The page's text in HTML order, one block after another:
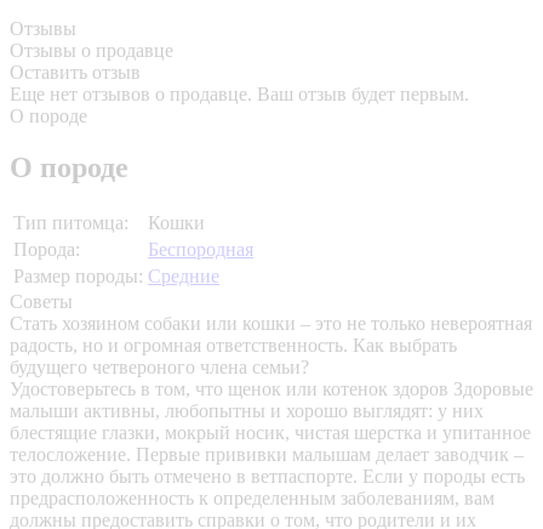
Отзывы
Отзывы о продавце
Оставить отзыв
Еще нет отзывов о продавце. Ваш отзыв будет первым.
О породе
О породе
Тип питомца:
Кошки
Порода:
Беспородная
Размер породы: Средние
Советы
Стать хозяином собаки или кошки – это не только невероятная
радость, но и огромная ответственность. Как выбрать
будущего четвероного члена семьи?
Удостоверьтесь в том, что щенок или котенок здоров Здоровые
малыши активны, любопытны и хорошо выглядят: у них
блестящие глазки, мокрый носик, чистая шерстка и упитанное
телосложение. Первые прививки малышам делает заводчик –
это должно быть отмечено в ветпаспорте. Если у породы есть
предрасположенность к определенным заболеваниям, вам
должны предоставить справки о том, что родители и их